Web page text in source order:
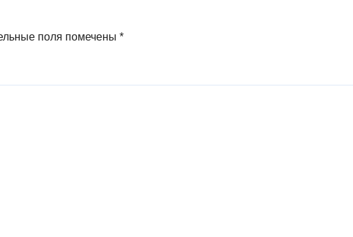
поля помечены *